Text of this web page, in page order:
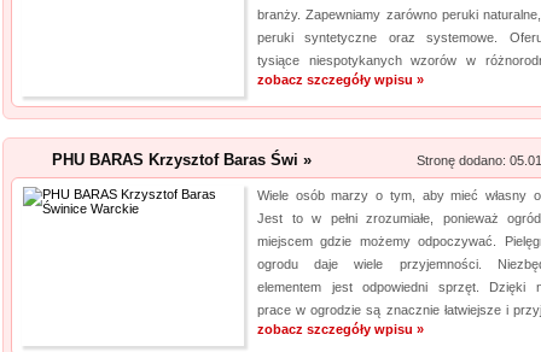
branży. Zapewniamy zarówno peruki
peruki syntetyczne oraz systemowe.
tysiące niespotykanych wzorów w
zobacz szczegóły wpisu »
PHU BARAS Krzysztof Baras Świ » Stronę dodano:
Wiele osób marzy o tym, aby mieć własny
Jest to w pełni zrozumiałe, ponieważ
miejscem gdzie możemy odpoczywać.
ogrodu daje wiele przyjemności.
elementem jest odpowiedni sprzęt. Dzięki
prace w ogrodzie są znacznie łatwiejsze i
zobacz szczegóły wpisu »